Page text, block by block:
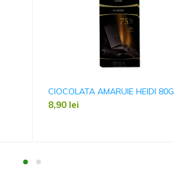
CIOCOLATA AMARUIE HEIDI 80G
8,90 lei